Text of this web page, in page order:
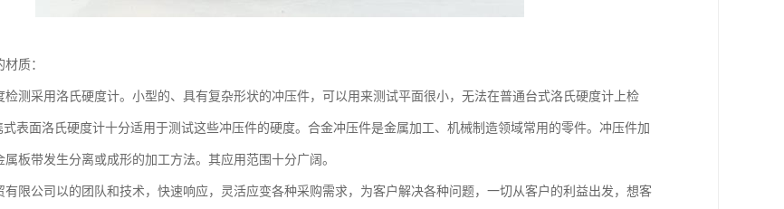
质：
检测采用洛氏硬度计。小型的、具有复杂形状的冲压件，可以用来测试平面很小，无法在普通台式洛氏硬度计上检
式表面洛氏硬度计十分适用于测试这些冲压件的硬度。合金冲压件是金属加工、机械制造领域常用的零件。冲压件加
属板带发生分离或成形的加工方法。其应用范围十分广阔。
有限公司以的团队和技术，快速响应，灵活应变各种采购需求，为客户解决各种问题，一切从客户的利益出发，想客